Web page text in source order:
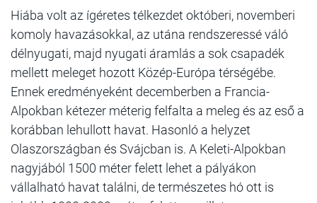
Hiába volt az ígéretes télkezdet októberi, novemberi
komoly havazásokkal, az utána rendszeressé váló
délnyugati, majd nyugati áramlás a sok csapadék
mellett meleget hozott Közép-Európa térségébe.
Ennek eredményeként decemberben a Francia-
Alpokban kétezer méterig felfalta a meleg és az eső a
korábban lehullott havat. Hasonló a helyzet
Olaszországban és Svájcban is. A Keleti-Alpokban
nagyjából 1500 méter felett lehet a pályákon
vállalható havat találni, de természetes hó ott is